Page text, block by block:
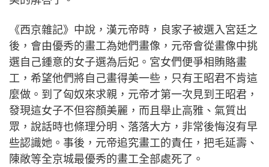
《西京雜記》中說，漢元帝時，良家子被選入宮廷之
後，會由優秀的畫工為她們畫像，元帝會從畫像中挑
選自己鍾意的女子選為后妃。宮女們便爭相賄賂畫
工，希望他們將自己畫得美一些，只有王昭君不肯這
麼做。到了匈奴來求親，元帝才第一次見到王昭君，
發現這女子不但容顏美麗，而且舉止高雅、氣質出
眾，說話時也條理分明、落落大方，非常後悔沒有早
些認識她。事後，元帝追究畫工的責任，把毛延壽、
陳敞等全京城最優秀的畫工全部處死了。